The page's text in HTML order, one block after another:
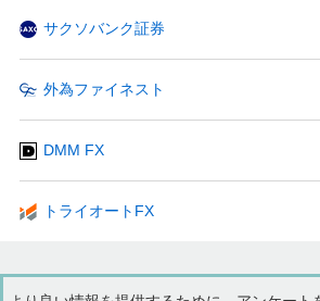
サクソバンク証券
外為ファイネスト
DMM FX
トライオートFX